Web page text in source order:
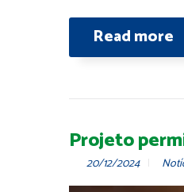
Read more
Projeto
20/12/2024